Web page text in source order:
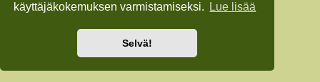
käyttäjäkokemuksen varmistamiseksi.
Lue lisää
Selvä!